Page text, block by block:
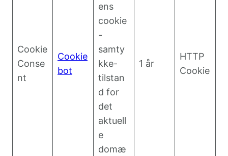
Cookie
Conse
nt
Cookie
bot
ens
cookie
-
samty
kke-
tilstan
d for
det
aktuell
e
domæ
1 år
HTTP
Cookie